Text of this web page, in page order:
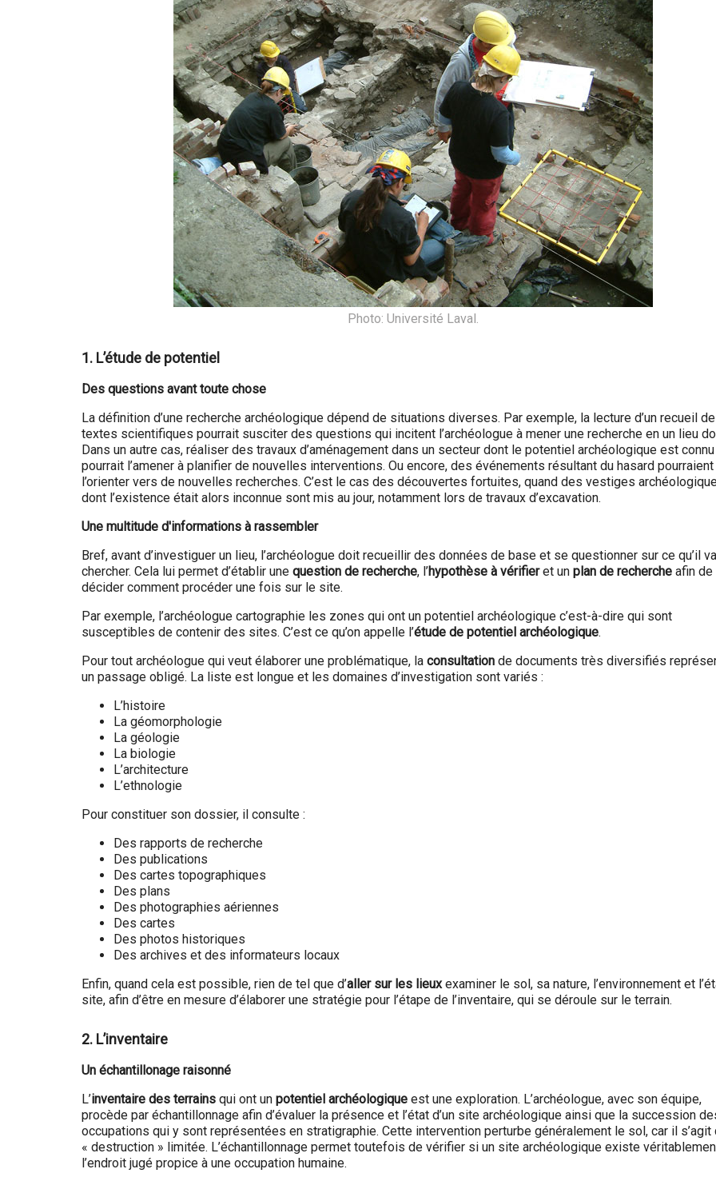
Photo: Université Laval.
1. L’étude de potentiel
Des questions avant toute chose
La définition d’une recherche archéologique dépend de situations diverses. Par exemple, la lecture d’un recueil de
textes scientifiques pourrait susciter des questions qui incitent l’archéologue à mener une recherche en un lieu
Dans un autre cas, réaliser des travaux d’aménagement dans un secteur dont le potentiel archéologique est connu
pourrait l’amener à planifier de nouvelles interventions. Ou encore, des événements résultant du hasard pourraient
l’orienter vers de nouvelles recherches. C’est le cas des découvertes fortuites, quand des vestiges
dont l’existence était alors inconnue sont mis au jour, notamment lors de travaux d’excavation.
Une multitude d'informations à rassembler
Bref, avant d’investiguer un lieu, l’archéologue doit recueillir des données de base et se questionner sur ce qu’il va
chercher. Cela lui permet d’établir une question de recherche, l’hypothèse à vérifieret un plan de recherche afin de
décider comment procéder une fois sur le site.
Par exemple, l’archéologue cartographie les zones qui ont un potentiel archéologique c’est-à-dire qui sont
susceptibles de contenir des sites. C’est ce qu’on appelle l’étude de potentiel archéologique.
Pour tout archéologue qui veut élaborer une problématique, la consultation de documents très diversifiés
un passage obligé. La liste est longue et les domaines d’investigation sont variés :
L’histoire
La géomorphologie
La géologie
La biologie
L’architecture
L’ethnologie
Pour constituer son dossier, il consulte :
Des rapports de recherche
Des publications
Des cartes topographiques
Des plans
Des photographies aériennes
Des cartes
Des photos historiques
Des archives et des informateurs locaux
Enfin, quand cela est possible, rien de tel que d’aller sur les lieuxexaminer le sol, sa nature, l’environnement et
site, afin d’être en mesure d’élaborer une stratégie pour l’étape de l’inventaire, qui se déroule sur le terrain.
2. L’inventaire
Un échantillonage raisonné
L’inventaire des terrains qui ont un potentiel archéologique est une exploration. L’archéologue, avec son équipe,
procède par échantillonnage afin d’évaluer la présence et l’état d’un site archéologique ainsi que la succession
occupations qui y sont représentées en stratigraphie. Cette intervention perturbe généralement le sol, car il s’agit
« destruction » limitée. L’échantillonnage permet toutefois de vérifier si un site archéologique existe
l’endroit jugé propice à une occupation humaine.